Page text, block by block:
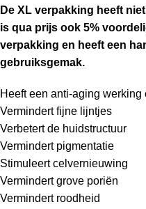
De XL verpakking heeft
is qua prijs ook 5%
verpakking en heeft een
gebruiksgemak.
Heeft een anti-aging werking
Vermindert fijne lijntjes
Verbetert de huidstructuur
Vermindert pigmentatie
Stimuleert celvernieuwing
Vermindert grove poriën
Vermindert roodheid